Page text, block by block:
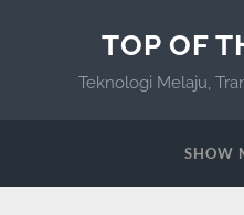
TOP OF
Teknologi Melaju,
SHOW